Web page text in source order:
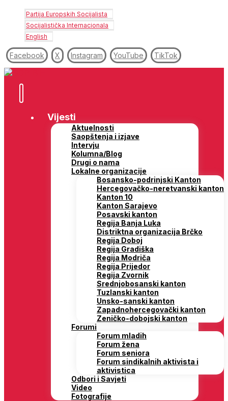
Partija Europskih Socijalista
Socijalistička Internacionala
English
Facebook X Instagram YouTube TikTok
Vijesti
Aktuelnosti
Saopštenja i izjave
Intervju
Kolumna/Blog
Drugi o nama
Lokalne organizacije
Bosansko-podrinjski Kanton
Hercegovačko-neretvanski kanton
Kanton 10
Kanton Sarajevo
Posavski kanton
Regija Banja Luka
Distriktna organizacija Brčko
Regija Doboj
Regija Gradiška
Regija Modriča
Regija Prijedor
Regija Zvornik
Srednjobosanski kanton
Tuzlanski kanton
Unsko-sanski kanton
Zapadnohercegovački kanton
Zeničko-dobojski kanton
Forumi
Forum mladih
Forum žena
Forum seniora
Forum sindikalnih aktivista i
aktivistica
Odbori i Savjeti
Video
Fotografije